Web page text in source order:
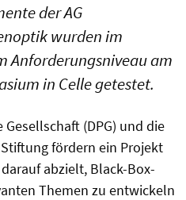
der AG
wurden im
Anforderungsniveau am
in Celle getestet.
(DPG) und die
fördern ein Projekt
abzielt, Black-Box-
Themen zu entwickeln